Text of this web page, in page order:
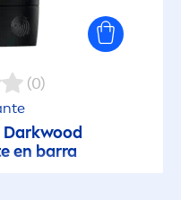
(0)
Darkwood
en barra